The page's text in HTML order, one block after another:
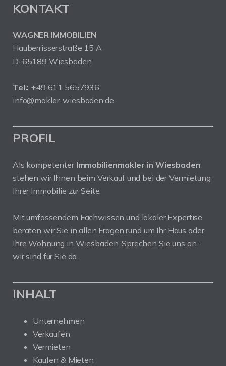
KONTAKT
WAGNER IMMOBILIEN
Hauberrisserstraße 15 A
D-65189 Wiesbaden
Tel.: +49 611 5657936
info@makler-wiesbaden.de
PROFIL
Als kompetenter Immobilienmakler in Wiesbaden
stehen wir Ihnen beim Verkauf und bei der Vermietung
Ihrer Immobilie zur Seite.
Mit umfassendem Fachwissen und lokaler Expertise
beraten wir Sie in allen Fragen rund um Ihr Haus oder
Ihre Wohnung in Wiesbaden. Sprechen Sie uns an -
wir sind für Sie da.
INHALT
Unternehmen
Verkaufen
Vermieten
Kaufen & Mieten